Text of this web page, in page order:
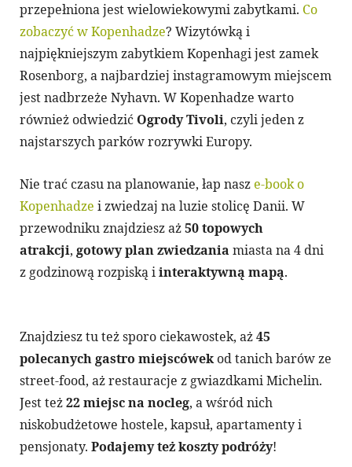
przepełniona jest wielowiekowymi zabytkami. Co
zobaczyć w Kopenhadze? Wizytówką i
najpiękniejszym zabytkiem Kopenhagi jest zamek
Rosenborg, a najbardziej instagramowym miejscem
jest nadbrzeże Nyhavn. W Kopenhadze warto
również odwiedzić Ogrody Tivoli, czyli jeden z
najstarszych parków rozrywki Europy.
Nie trać czasu na planowanie, łap nasze-book o
Kopenhadze i zwiedzaj na luzie stolicę Danii. W
przewodniku znajdziesz aż50 topowych
atrakcji, gotowy plan zwiedzania miasta na 4 dni
z godzinową rozpiską iinteraktywną mapą.
Znajdziesz tu też sporo ciekawostek, aż45
polecanych gastro miejscówekod tanich barów ze
street-food, aż restauracje z gwiazdkami Michelin.
Jest też22 miejsc na nocleg, a wśród nich
niskobudżetowe hostele, kapsuł, apartamenty i
pensjonaty. Podajemy też koszty podróży!